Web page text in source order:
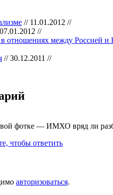
// 11.01.2012 //
//
отношениях между Россией и
// 30.12.2011 //
фотке — ИМХО вряд ли
чтобы ответить
авторизоваться.